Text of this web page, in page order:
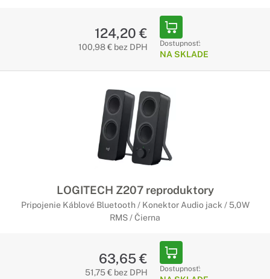
124,20 €
100,98 € bez DPH Dostupnosť:
NA SKLADE
LOGITECH Z207 reproduktory
Pripojenie Káblové Bluetooth / Konektor Audio jack / 5,0W
RMS / Čierna
63,65 €
51,75 € bez DPH Dostupnosť: